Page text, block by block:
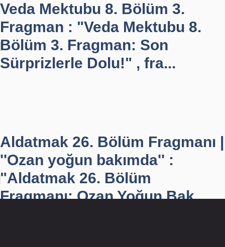
Veda Mektubu 8. Bölüm 3.
Fragman : "Veda Mektubu 8.
Bölüm 3. Fragman: Son
Sürprizlerle Dolu!" , fra...
Aldatmak 26. Bölüm Fragmanı |
''Ozan yoğun bakımda'' :
"Aldatmak 26. Bölüm
Fragmanı: Ozan Yoğun Bak...